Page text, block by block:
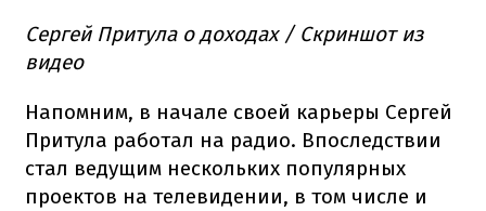
Сергей Притула о доходах / Скриншот из
видео
Напомним, в начале своей карьеры Сергей
Притула работал на радио. Впоследствии
стал ведущим нескольких популярных
проектов на телевидении, в том числе и